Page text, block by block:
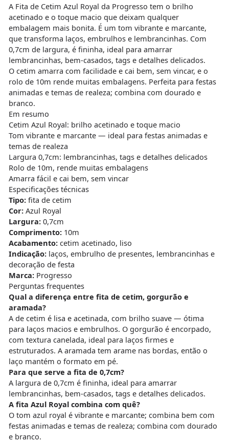
A Fita de Cetim Azul Royal da Progresso tem o brilho
acetinado e o toque macio que deixam qualquer
embalagem mais bonita. É um tom vibrante e marcante,
que transforma laços, embrulhos e lembrancinhas. Com
0,7cm de largura, é fininha, ideal para amarrar
lembrancinhas, bem-casados, tags e detalhes delicados.
O cetim amarra com facilidade e cai bem, sem vincar, e o
rolo de 10m rende muitas embalagens. Perfeita para festas
animadas e temas de realeza; combina com dourado e
branco.
Em resumo
Cetim Azul Royal: brilho acetinado e toque macio
Tom vibrante e marcante — ideal para festas animadas e
temas de realeza
Largura 0,7cm: lembrancinhas, tags e detalhes delicados
Rolo de 10m, rende muitas embalagens
Amarra fácil e cai bem, sem vincar
Especificações técnicas
Tipo:fita de cetim
Cor:Azul Royal
Largura:0,7cm
Comprimento:10m
Acabamento:cetim acetinado, liso
Indicação:laços, embrulho de presentes, lembrancinhas e
decoração de festa
Marca:Progresso
Perguntas frequentes
Qual a diferença entre fita de cetim, gorgurão e
aramada?
A de cetim é lisa e acetinada, com brilho suave — ótima
para laços macios e embrulhos. O gorgurão é encorpado,
com textura canelada, ideal para laços firmes e
estruturados. A aramada tem arame nas bordas, então o
laço mantém o formato em pé.
Para que serve a fita de 0,7cm?
A largura de 0,7cm é fininha, ideal para amarrar
lembrancinhas, bem-casados, tags e detalhes delicados.
A fita Azul Royal combina com quê?
O tom azul royal é vibrante e marcante; combina bem com
festas animadas e temas de realeza; combina com dourado
e branco.